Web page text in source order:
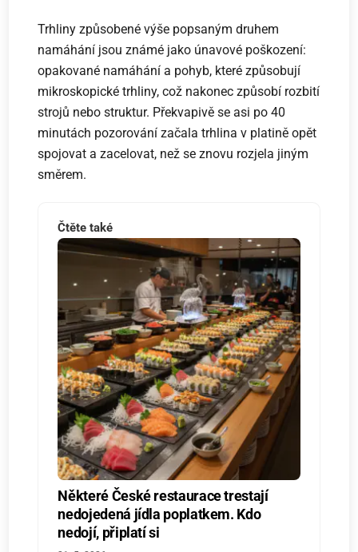
Trhliny způsobené výše popsaným druhem
namáhání jsou známé jako únavové poškození:
opakované namáhání a pohyb, které způsobují
mikroskopické trhliny, což nakonec způsobí rozbití
strojů nebo struktur. Překvapivě se asi po 40
minutách pozorování začala trhlina v platině opět
spojovat a zacelovat, než se znovu rozjela jiným
směrem.
Čtěte také
Některé České restaurace trestají
nedojedená jídla poplatkem. Kdo
nedojí, připlatí si